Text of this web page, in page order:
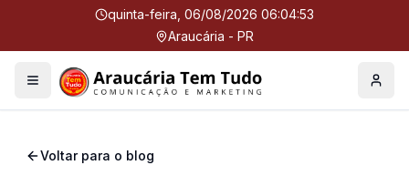
quinta-feira, 06/08/2026 06:04:54
Araucária - PR
Menu Perfil
Voltar para o blog